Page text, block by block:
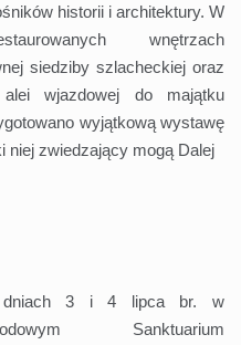
historii i architektury. W
wnętrzach
siedziby szlacheckiej oraz
wjazdowej do majątku
wyjątkową wystawę
niej zwiedzający mogą Dalej
3 i 4 lipca br. w
Sanktuarium